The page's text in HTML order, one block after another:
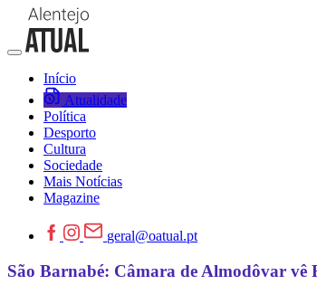
Início
Atualidade
Política
Desporto
Cultura
Sociedade
Mais Notícias
Magazine
geral@oatual.pt
São Barnabé: Câmara de Almodôvar